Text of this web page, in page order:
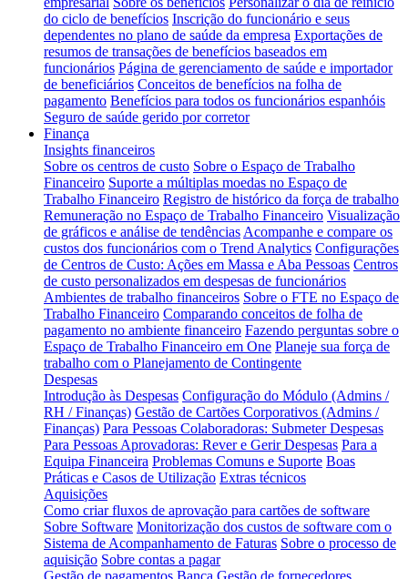
do ciclo de benefícios Inscrição do funcionário e seus
dependentes no plano de saúde da empresa Exportações de
resumos de transações de benefícios baseados em
funcionários Página de gerenciamento de saúde e importador
de beneficiários Conceitos de benefícios na folha de
pagamento Benefícios para todos os funcionários espanhóis
Seguro de saúde gerido por corretor
Finança
Insights financeiros
Sobre os centros de custo Sobre o Espaço de Trabalho
Financeiro Suporte a múltiplas moedas no Espaço de
Trabalho Financeiro Registro de histórico da força de trabalho
Remuneração no Espaço de Trabalho Financeiro Visualização
de gráficos e análise de tendências Acompanhe e compare os
custos dos funcionários com o Trend Analytics Configurações
de Centros de Custo: Ações em Massa e Aba Pessoas Centros
de custo personalizados em despesas de funcionários
Ambientes de trabalho financeiros Sobre o FTE no Espaço de
Trabalho Financeiro Comparando conceitos de folha de
pagamento no ambiente financeiro Fazendo perguntas sobre o
Espaço de Trabalho Financeiro em One Planeje sua força de
trabalho com o Planejamento de Contingente
Despesas
Introdução às Despesas Configuração do Módulo (Admins /
RH / Finanças) Gestão de Cartões Corporativos (Admins /
Finanças) Para Pessoas Colaboradoras: Submeter Despesas
Para Pessoas Aprovadoras: Rever e Gerir Despesas Para a
Equipa Financeira Problemas Comuns e Suporte Boas
Práticas e Casos de Utilização Extras técnicos
Aquisições
Como criar fluxos de aprovação para cartões de software
Sobre Software Monitorização dos custos de software com o
Sistema de Acompanhamento de Faturas Sobre o processo de
aquisição Sobre contas a pagar
Gestão de pagamentos Banca Gestão de fornecedores